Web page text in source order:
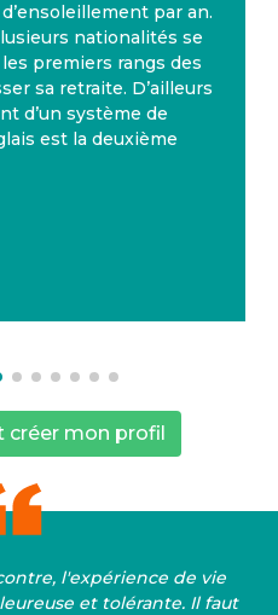
par an.
nationalités se
premiers rangs des
sa retraite. D’ailleurs
d’un système de
est la deuxième
créer mon profil
l'expérience de vie
et tolérante. Il faut